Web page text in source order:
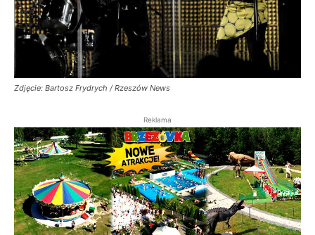
Zdjęcie: Bartosz Frydrych / Rzeszów News
Reklama